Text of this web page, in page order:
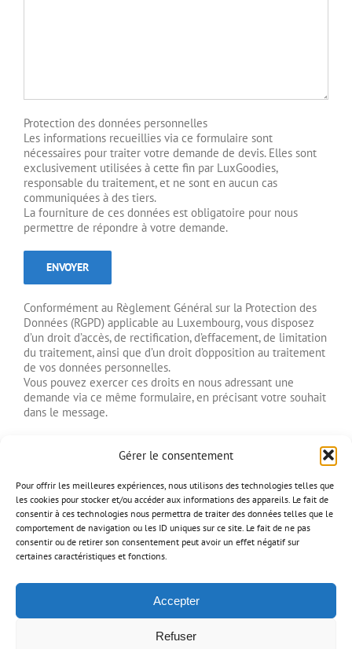
Gérer le consentement
Pour offrir les meilleures expériences, nous utilisons des technologies telles que
les cookies pour stocker et/ou accéder aux informations des appareils. Le fait de
consentir à ces technologies nous permettra de traiter des données telles que le
comportement de navigation ou les ID uniques sur ce site. Le fait de ne pas
consentir ou de retirer son consentement peut avoir un effet négatif sur
certaines caractéristiques et fonctions.
Accepter
Refuser
Protection des données personnelles
Les informations recueillies via ce formulaire sont
nécessaires pour traiter votre demande de devis. Elles sont
exclusivement utilisées à cette fin par LuxGoodies,
responsable du traitement, et ne sont en aucun cas
communiquées à des tiers.
La fourniture de ces données est obligatoire pour nous
permettre de répondre à votre demande.
Conformément au Règlement Général sur la Protection des
Données (RGPD) applicable au Luxembourg, vous disposez
d’un droit d’accès, de rectification, d’effacement, de limitation
du traitement, ainsi que d’un droit d’opposition au traitement
de vos données personnelles.
Vous pouvez exercer ces droits en nous adressant une
demande via ce même formulaire, en précisant votre souhait
dans le message.